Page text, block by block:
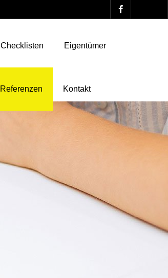
Eigentümer
Referenzen Kontakt